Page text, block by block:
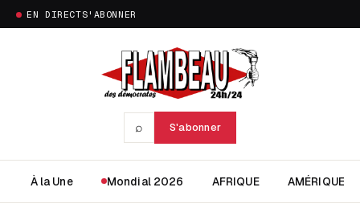
EN DIRECTS'ABONNER
⌕ S'abonner
À la Une Mondial 2026 AFRIQUE AMÉRIQUE